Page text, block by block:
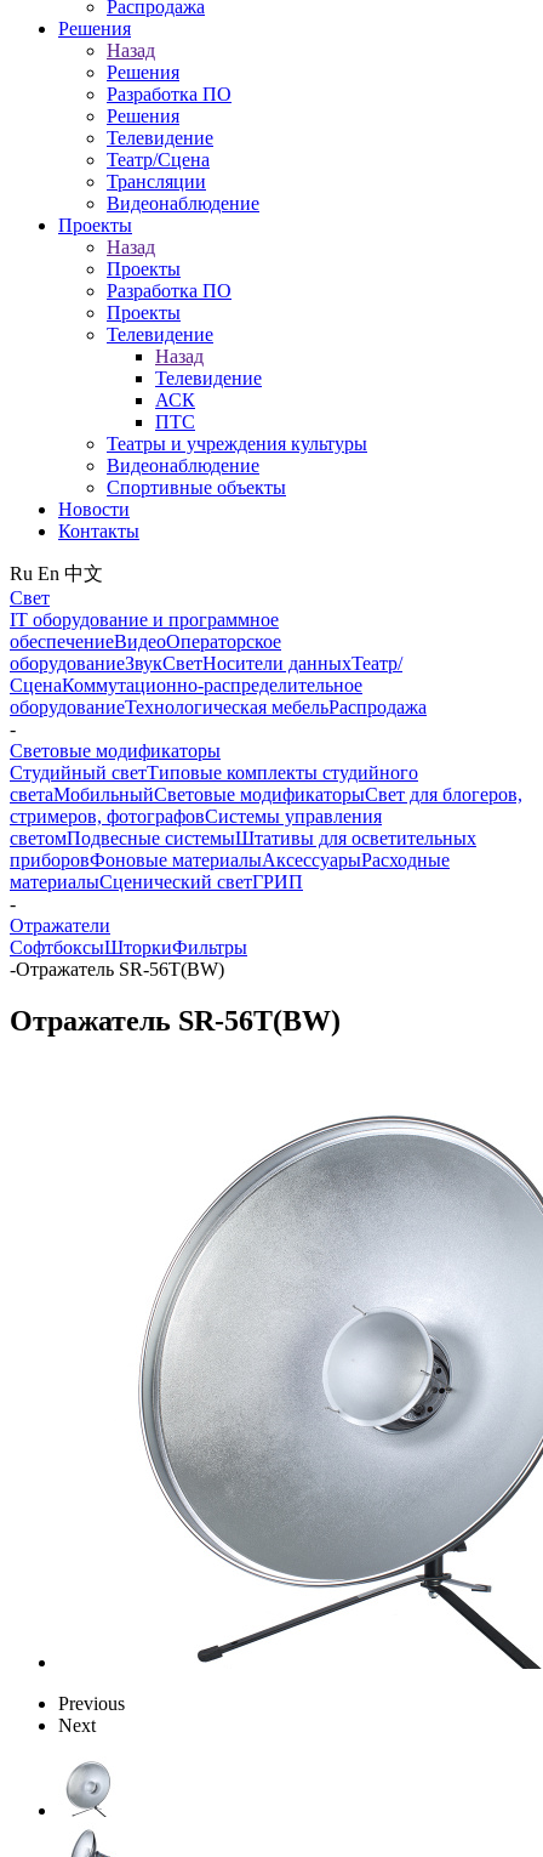
Распродажа
Решения
Назад
Решения
Разработка ПО
Решения
Телевидение
Театр/Сцена
Трансляции
Видеонаблюдение
Проекты
Назад
Проекты
Разработка ПО
Проекты
Телевидение
Назад
Телевидение
АСК
ПТС
Театры и учреждения культуры
Видеонаблюдение
Спортивные объекты
Новости
Контакты
Ru En 中文
Свет
IT оборудование и программное
обеспечениеВидеоОператорское
оборудованиеЗвукСветНосители данныхТеатр/
СценаКоммутационно-распределительное
оборудованиеТехнологическая мебельРаспродажа
-
Световые модификаторы
Студийный светТиповые комплекты студийного
светаМобильныйСветовые модификаторыСвет для блогеров,
стримеров, фотографовСистемы управления
светомПодвесные системыШтативы для осветительных
приборовФоновые материалыАксессуарыРасходные
материалыСценический светГРИП
-
Отражатели
СофтбоксыШторкиФильтры
-Отражатель SR-56T(BW)
Отражатель SR-56T(BW)
Previous
Next